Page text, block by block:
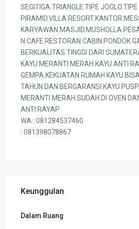
SEGITIGA TRIANGLE.TIPE JOGLO.TIPE
N.CAFE.RESTORAN.CABIN.PONDOK
BERKUALITAS TINGGI DARI
KAYU MERANTI MERAH KAYU ANTI
GEMPA.KEKUATAN RUMAH KAYU
TAHUN DAN BERGARANSI.KAYU
MERANTI MERAH SUDAH DI OVEN
ANTI RAYAP
WA : 081284537460
: 081398078867
Keunggulan
Dalam Ruang